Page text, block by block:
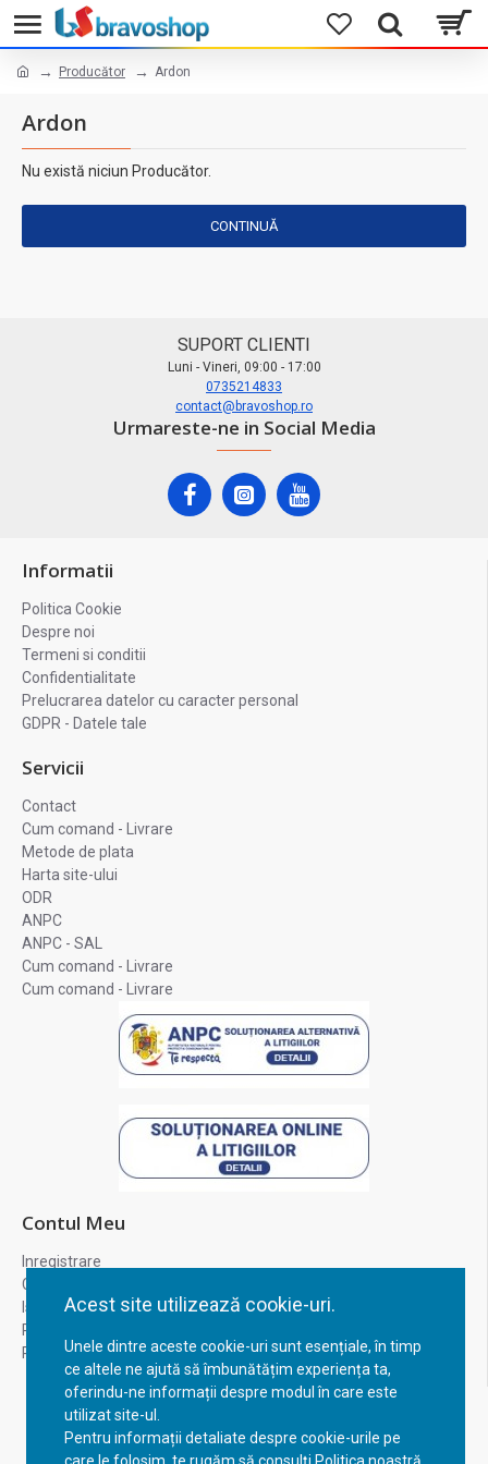
Acest site utilizează cookie-uri.
Unele dintre aceste cookie-uri sunt esențiale, în timp
ce altele ne ajută să îmbunătățim experiența ta,
oferindu-ne informații despre modul în care este
utilizat site-ul.
Pentru informații detaliate despre cookie-urile pe
Producător Ardon
Ardon
Nu există niciun Producător.
CONTINUĂ
SUPORT CLIENTI
Luni - Vineri, 09:00 - 17:00
0735214833
contact@bravoshop.ro
Urmareste-ne in Social Media
Informatii
Politica Cookie
Despre noi
Termeni si conditii
Confidentialitate
Prelucrarea datelor cu caracter personal
GDPR - Datele tale
Servicii
Contact
Cum comand - Livrare
Metode de plata
Harta site-ului
ODR
ANPC
ANPC - SAL
Cum comand - Livrare
Cum comand - Livrare
Contul Meu
Inregistrare
Contul meu
Istoric comenzi
Recuperare parola
Returnare produs